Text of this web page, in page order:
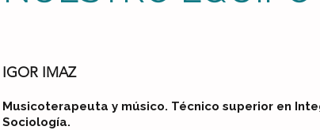
IGOR IMAZ
Musicoterapeuta y músico. Técnico superior en
Sociología.